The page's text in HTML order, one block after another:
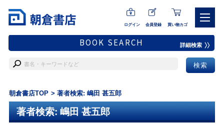
ログイン 会員登録 買い物カゴ
BOOK SEARCH 詳細検索
朝倉書店TOP 著者検索: 嶋田 甚五郎
著者検索: 嶋田 甚五郎